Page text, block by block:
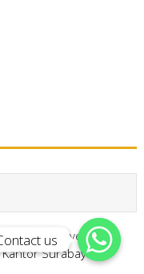
Reserved.
Surabaya|
us
us